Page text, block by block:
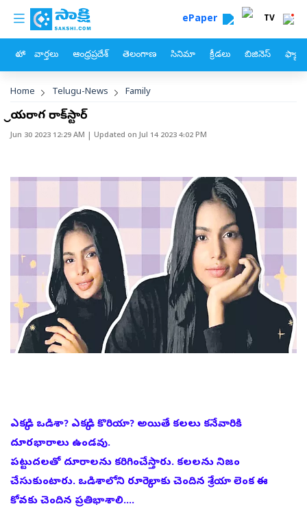
Skip to main content
custom menu ePaper TV
హోం వార్తలు ఆంధ్రప్రదేశ్ తెలంగాణ సినిమా క్రీడలు బిజినెస్
Breadcrumb
Home Telugu-News Family
శ్రేయరాగ రాక్‌స్టార్‌
Jun 30 2023 12:29 AM | Updated onJul 14 2023 4:02 PM
ఎక్కడి ఒడిశా? ఎక్కడి కొరియా? అయితే కలలు కనేవారికి
దూరభారాలు ఉండవు.
పట్టుదలతో దూరాలను కరిగించేస్తారు. కలలను నిజం
చేసుకుంటారు. ఒడిశాలోని రూర్కెలాకు చెందిన శ్రేయా లెంక ఈ
కోవకు చెందిన ప్రతిభాశాలి....